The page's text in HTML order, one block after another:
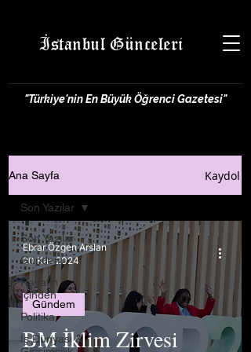
İstanbul Günceleri
"Türkiye'nin En Büyük Öğrenci Gazetesi"
Ana Sayfa Kaydol
Son Yazılar
Gündem
Hayatın
İçinden
Politika
İş Dünyası &
Son Yazılar
BM İklim Zirvesi
Gündem
Ebrar Özgen Arslan
20 Kas 2024